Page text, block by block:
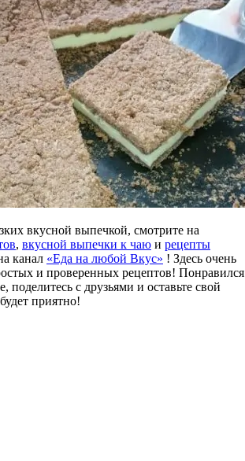
вкусной выпечкой, смотрите на
, вкусной выпечки к чаю и рецепты
канал «Еда на любой Вкус» ! Здесь очень
и проверенных рецептов! Понравился
поделитесь с друзьями и оставьте свой
приятно!